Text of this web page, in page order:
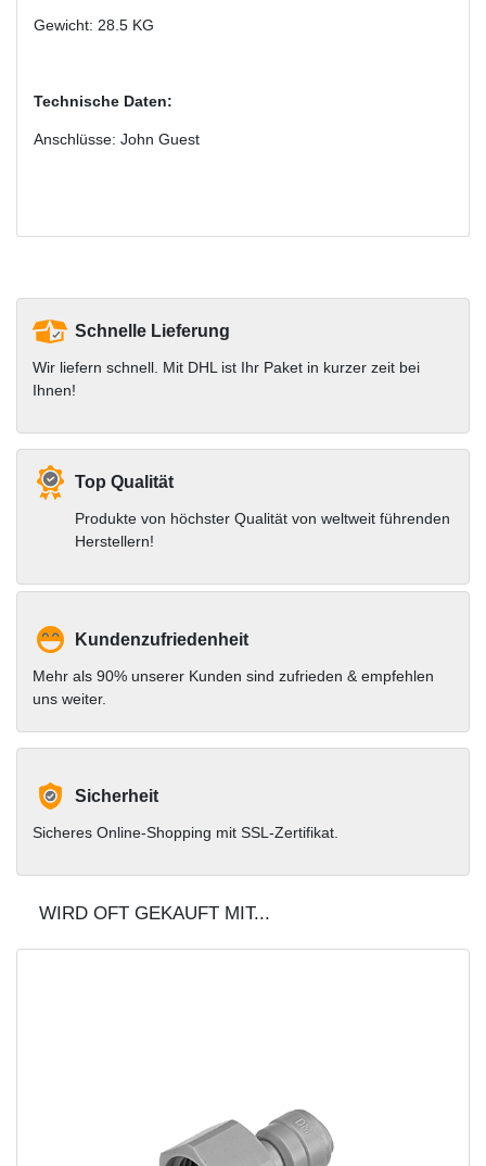
Gewicht: 28.5 KG
Technische Daten:
Anschlüsse: John Guest
Schnelle Lieferung
Wir liefern schnell. Mit DHL ist Ihr Paket in kurzer zeit bei
Ihnen!
Top Qualität
Produkte von höchster Qualität von weltweit führenden
Herstellern!
Kundenzufriedenheit
Mehr als 90% unserer Kunden sind zufrieden & empfehlen
uns weiter.
Sicherheit
Sicheres Online-Shopping mit SSL-Zertifikat.
WIRD OFT GEKAUFT MIT...